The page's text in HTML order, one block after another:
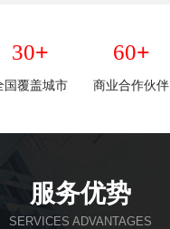
30+
国覆盖城市
60+
商业合作伙伴
服务优势
SERVICES ADVANTAGES